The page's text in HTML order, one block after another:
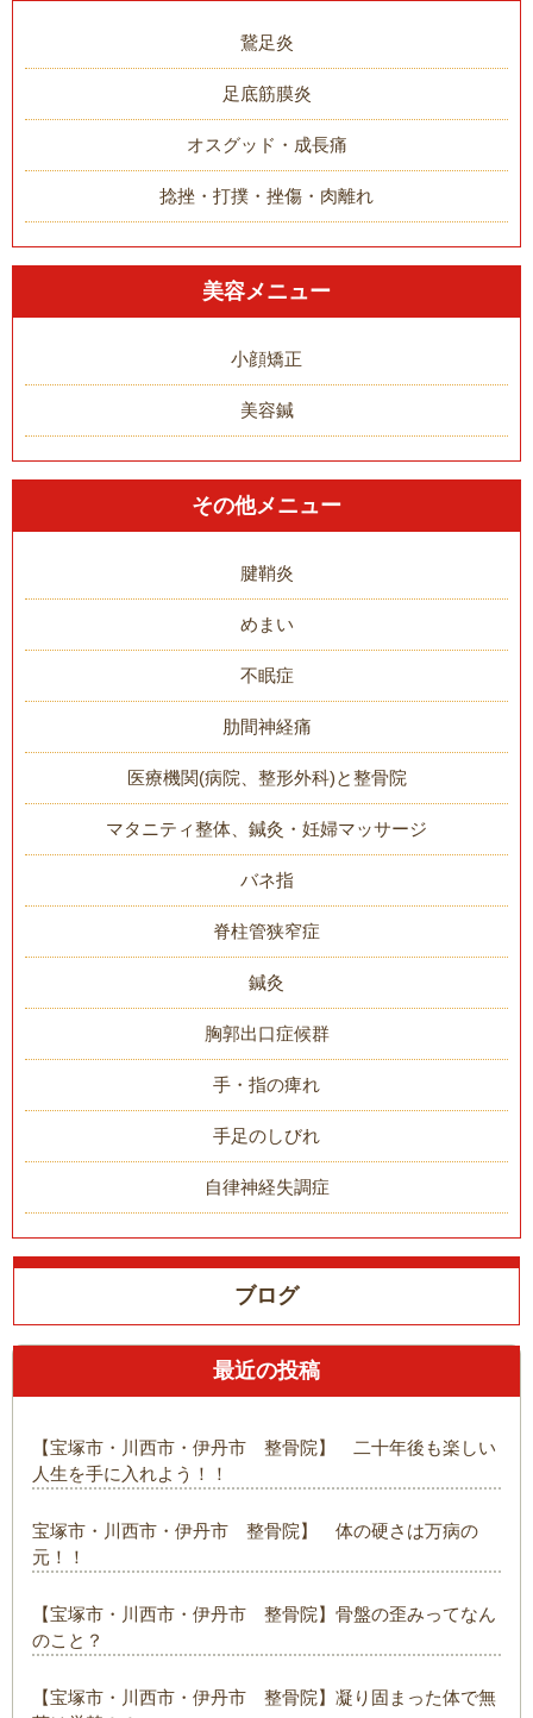
鵞足炎
足底筋膜炎
オスグッド・成長痛
捻挫・打撲・挫傷・肉離れ
美容メニュー
小顔矯正
美容鍼
その他メニュー
腱鞘炎
めまい
不眠症
肋間神経痛
医療機関(病院、整形外科)と整骨院
マタニティ整体、鍼灸・妊婦マッサージ
バネ指
脊柱管狭窄症
鍼灸
胸郭出口症候群
手・指の痺れ
手足のしびれ
自律神経失調症
ブログ
最近の投稿
【宝塚市・川西市・伊丹市 整骨院】 二十年後も楽しい
人生を手に入れよう！！
宝塚市・川西市・伊丹市 整骨院】 体の硬さは万病の
元！！
【宝塚市・川西市・伊丹市 整骨院】骨盤の歪みってなん
のこと？
【宝塚市・川西市・伊丹市 整骨院】凝り固まった体で無